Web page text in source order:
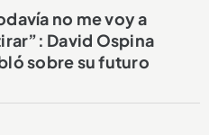
no me voy a
David Ospina
sobre su futuro